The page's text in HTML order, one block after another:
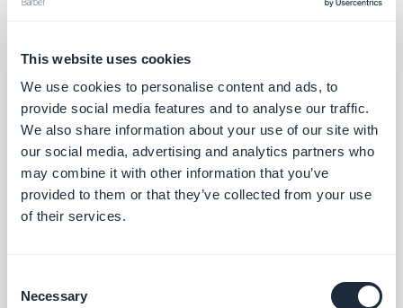
This website uses cookies
We use cookies to personalise content and ads, to
provide social media features and to analyse our traffic.
We also share information about your use of our site with
our social media, advertising and analytics partners who
may combine it with other information that you’ve
provided to them or that they’ve collected from your use
of their services.
Selection
Necessary
SurveyMonkey
Samle inn og analysere data
Gratis
Jotform